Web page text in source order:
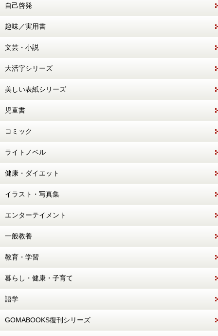
自己啓発
趣味／実用書
文芸・小説
大活字シリーズ
美しい表紙シリーズ
児童書
コミック
ライトノベル
健康・ダイエット
イラスト・写真集
エンターテイメント
一般教養
教育・学習
暮らし・健康・子育て
語学
GOMABOOKS復刊シリーズ